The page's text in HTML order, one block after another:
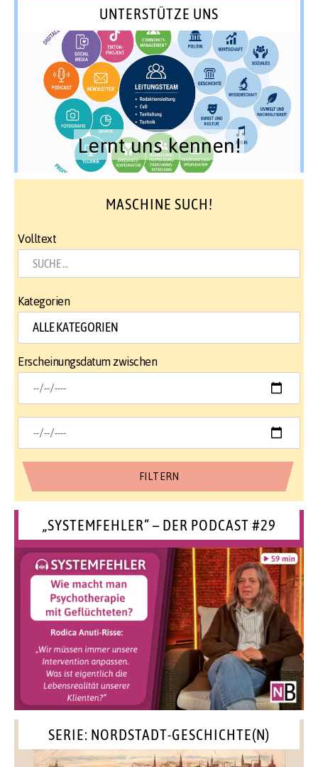
UNTERSTÜTZE UNS
Lernt uns kennen!
MASCHINE SUCH!
Volltext
Kategorien
Erscheinungsdatum zwischen
„SYSTEMFEHLER“ – DER PODCAST #29
SERIE: NORDSTADT-GESCHICHTE(N)